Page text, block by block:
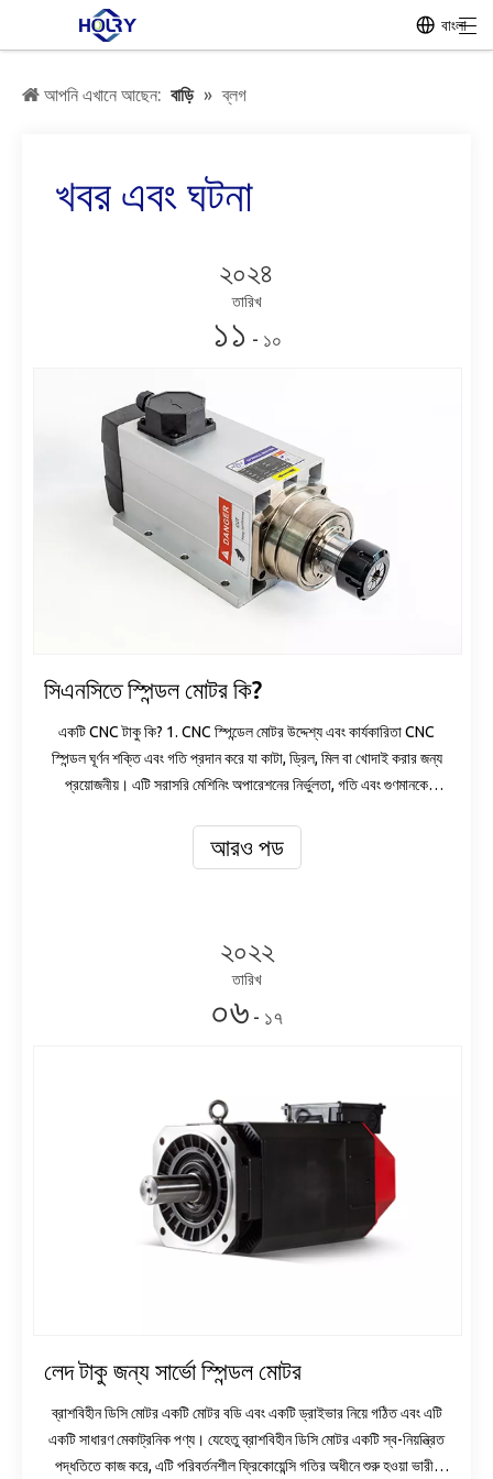
বাংলা
আপনি এখানে আছেন: বাড়ি » ব্লগ
খবর এবং ঘটনা
২০২৪
তারিখ
১১ - ১০
সিএনসিতে স্পিন্ডল মোটর কি?
একটি CNC টাকু কি? 1. CNC স্পিন্ডেল মোটর উদ্দেশ্য এবং কার্যকারিতা CNC
স্পিন্ডল ঘূর্ণন শক্তি এবং গতি প্রদান করে যা কাটা, ড্রিল, মিল বা খোদাই করার জন্য
প্রয়োজনীয়। এটি সরাসরি মেশিনিং অপারেশনের নির্ভুলতা, গতি এবং গুণমানকে
অপারেশনের সময় কাটার সরঞ্জামটি নিরাপদ থাকে।
আরও পড
২০২২
তারিখ
০৬ - ১৭
লেদ টাকু জন্য সার্ভো স্পিন্ডল মোটর
ব্রাশবিহীন ডিসি মোটর একটি মোটর বডি এবং একটি ড্রাইভার নিয়ে গঠিত এবং এটি
একটি সাধারণ মেকাট্রনিক পণ্য। যেহেতু ব্রাশবিহীন ডিসি মোটর একটি স্ব-নিয়ন্ত্রিত
পদ্ধতিতে কাজ করে, এটি পরিবর্তনশীল ফ্রিকোয়েন্সি গতির অধীনে শুরু হওয়া ভারী-